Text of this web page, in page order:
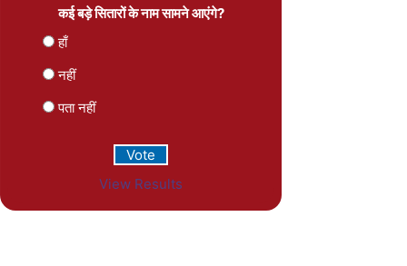
कई बड़े सितारों के नाम सामने आएंगे?
हाँ
नहीं
पता नहीं
View Results